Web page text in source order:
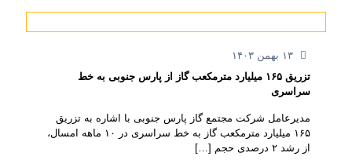
۱۳ بهمن ۱۴۰۳
تزریق ۱۶۵ میلیارد مترمکعب گاز از پارس جنوبی به خط
سراسری
مدیرعامل شرکت مجتمع گاز پارس جنوبی با اشاره به تزریق
۱۶۵ میلیارد مترمکعب گاز به خط سراسری در ۱۰ ماهه امسال،
از رشد ۲ درصدی حجم
[…]